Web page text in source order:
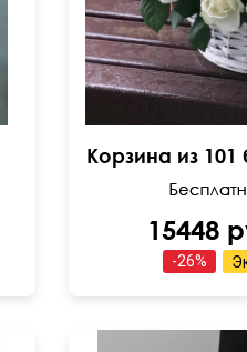
Корзина из
15448
-26%